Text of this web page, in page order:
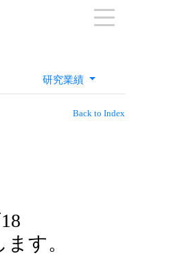
研究業績
Back to Index
す。